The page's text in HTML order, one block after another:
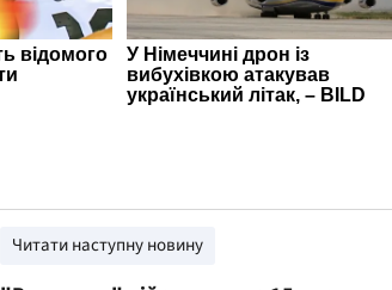
Читати наступну новину